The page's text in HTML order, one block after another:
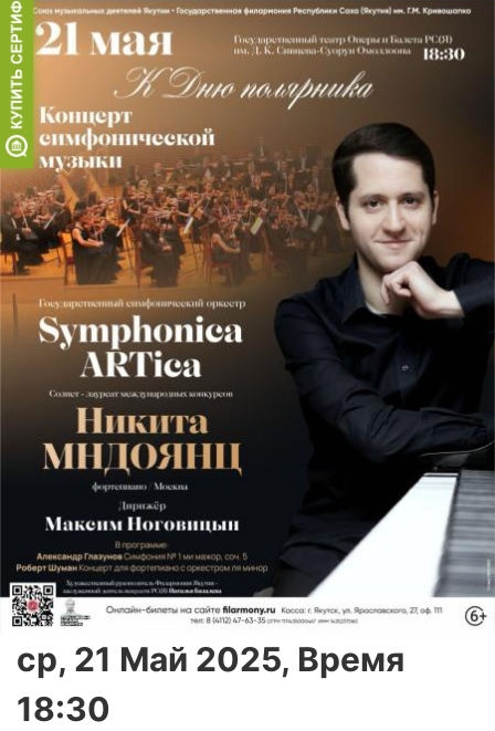
ср, 21 Май 2025, Время
18:30